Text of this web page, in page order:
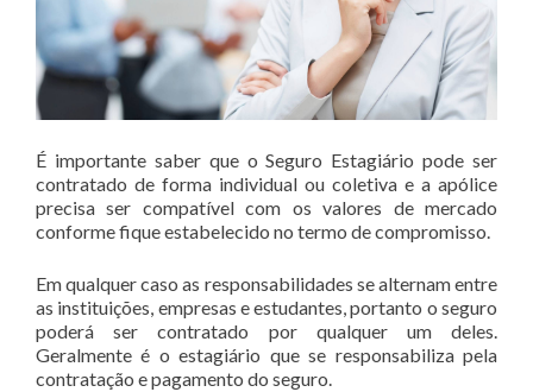
É importante saber que o Seguro Estagiário pode ser
contratado de forma individual ou coletiva e a apólice
precisa ser compatível com os valores de mercado
conforme fique estabelecido no termo de compromisso.
Em qualquer caso as responsabilidades se alternam entre
as instituições, empresas e estudantes, portanto o seguro
poderá ser contratado por qualquer um deles.
Geralmente é o estagiário que se responsabiliza pela
contratação e pagamento do seguro.